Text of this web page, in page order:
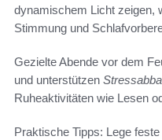
dynamischem Licht zeigen,
Stimmung und
Gezielte Abende vor dem
und unterstützen
Ruheaktivitäten wie Lesen
Praktische Tipps: Lege